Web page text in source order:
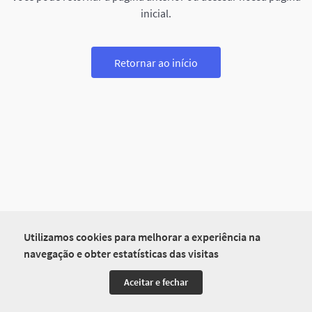
Utilizamos cookies para melhorar a experiência na
navegação e obter estatísticas das visitas
Aceitar e fechar
inicial.
Retornar ao início